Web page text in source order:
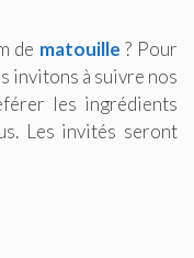
de matouille ? Pour
invitons à suivre nos
les ingrédients
Les invités seront